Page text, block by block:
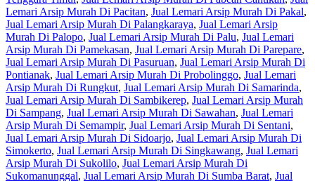
Lemari Arsip Murah Di Pacitan, Jual Lemari Arsip Murah Di Pakal,
Jual Lemari Arsip Murah Di Palangkaraya, Jual Lemari Arsip
Murah Di Palopo, Jual Lemari Arsip Murah Di Palu, Jual Lemari
Arsip Murah Di Pamekasan, Jual Lemari Arsip Murah Di Parepare,
Jual Lemari Arsip Murah Di Pasuruan, Jual Lemari Arsip Murah Di
Pontianak, Jual Lemari Arsip Murah Di Probolinggo, Jual Lemari
Arsip Murah Di Rungkut, Jual Lemari Arsip Murah Di Samarinda,
Jual Lemari Arsip Murah Di Sambikerep, Jual Lemari Arsip Murah
Di Sampang, Jual Lemari Arsip Murah Di Sawahan, Jual Lemari
Arsip Murah Di Semampir, Jual Lemari Arsip Murah Di Sentani,
Jual Lemari Arsip Murah Di Sidoarjo, Jual Lemari Arsip Murah Di
Simokerto, Jual Lemari Arsip Murah Di Singkawang, Jual Lemari
Arsip Murah Di Sukolilo, Jual Lemari Arsip Murah Di
Sukomanunggal, Jual Lemari Arsip Murah Di Sumba Barat, Jual